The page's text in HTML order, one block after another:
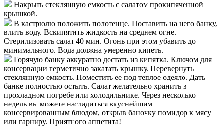
Накрыть стеклянную емкость с салатом прокипяченной
крышкой.
В кастрюлю положить полотенце. Поставить на него банку,
влить воду. Вскипятить жидкость на среднем огне.
Стерилизовать салат 40 мин. Огонь при этом убавить до
минимального. Вода должна умеренно кипеть.
Горячую банку аккуратно достать из кипятка. Ключом для
консервации герметично закатать крышку. Перевернуть
стеклянную емкость. Поместить ее под теплое одеяло. Дать
банке полностью остыть. Салат желательно хранить в
прохладном погребе или холодильнике. Через несколько
недель вы можете насладиться вкуснейшим
консервированным блюдом, открыв баночку помидор к мясу
или гарниру. Приятного аппетита!